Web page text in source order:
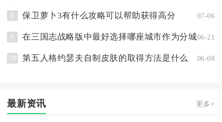
8 保卫萝卜3有什么攻略可以帮助获得高分 07-06
9 在三国志战略版中最好选择哪座城市作为分城06-21
10 第五人格约瑟夫自制皮肤的取得方法是什么 06-08
最新资讯 更多+